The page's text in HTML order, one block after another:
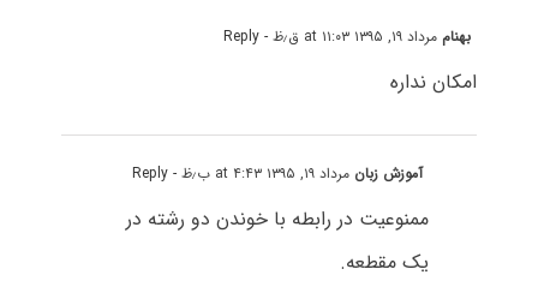
بهنام مرداد ۱۹, ۱۳۹۵ at ۱۱:۰۳ ق٫ظ - Reply
امکان نداره
آموزش زبان مرداد ۱۹, ۱۳۹۵ at ۴:۴۳ ب٫ظ - Reply
ممنوعیت در رابطه با خوندن دو رشته در
یک مقطعه.